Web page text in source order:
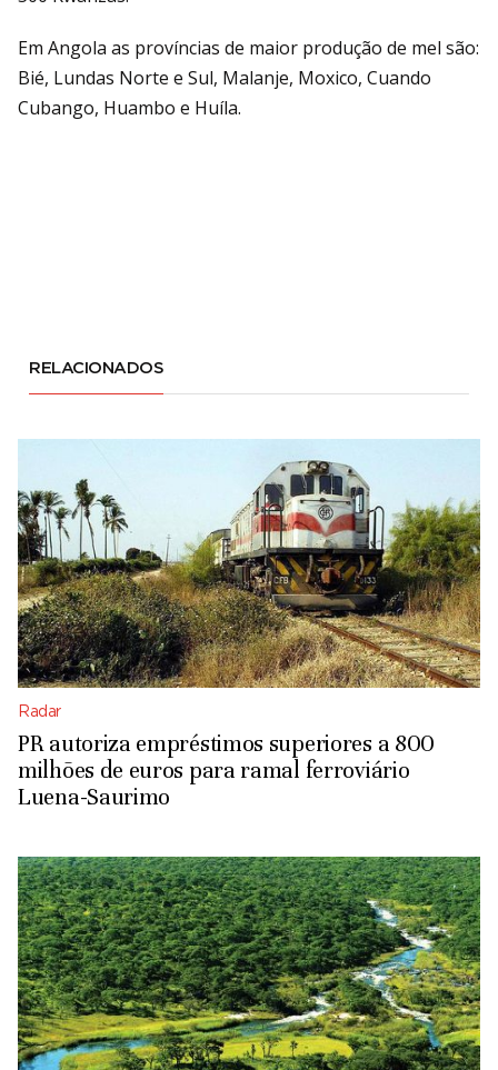
Em Angola as províncias de maior produção de mel são:
Bié, Lundas Norte e Sul, Malanje, Moxico, Cuando
Cubango, Huambo e Huíla.
RELACIONADOS
Radar
PR autoriza empréstimos superiores a 800
milhões de euros para ramal ferroviário
Luena-Saurimo